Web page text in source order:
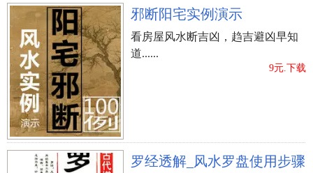
邪断阳宅实例演示
看房屋风水断吉凶，趋吉避凶早知
道......
9元.下载
罗经透解_风水罗盘使用步骤